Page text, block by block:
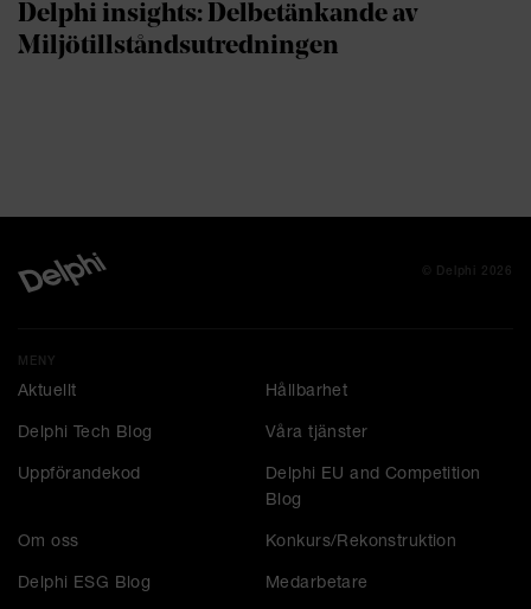
Delphi insights: Delbetänkande av
Miljötillståndsutredningen
© Delphi 2026
MENY
Aktuellt Hållbarhet
Delphi Tech Blog Våra tjänster
Uppförandekod
Delphi EU and Competition
Blog
Om oss Konkurs/Rekonstruktion
Delphi ESG Blog Medarbetare